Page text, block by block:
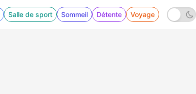
Salle de sport Sommeil Détente Voyage